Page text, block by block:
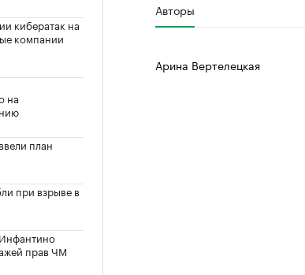
кибератак на
компании
на
план
при взрыве в
прав ЧМ
Авторы
Арина Вертелецкая